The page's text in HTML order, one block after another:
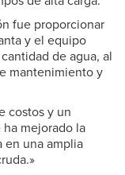
fue proporcionar
y el equipo
de agua, al
mantenimiento y
costos y un
mejorado la
en una amplia